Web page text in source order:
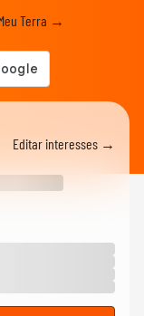
Terra →
Editar interesses →